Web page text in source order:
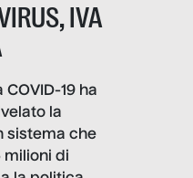
IVA
COVID-19 ha
la
sistema che
milioni di